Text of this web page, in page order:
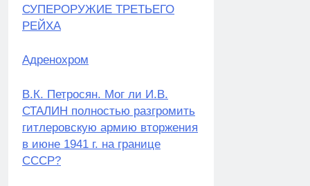
СУПЕРОРУЖИЕ ТРЕТЬЕГО
РЕЙХА
Адренохром
В.К. Петросян. Мог ли И.В.
СТАЛИН полностью разгромить
гитлеровскую армию вторжения
в июне 1941 г. на границе
СССР?